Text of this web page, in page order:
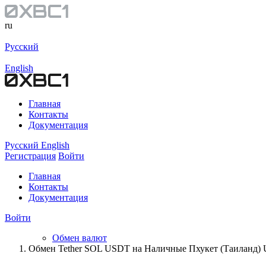
ru
Русский
English
Главная
Контакты
Документация
Русский English
Регистрация Войти
Главная
Контакты
Документация
Войти
Обмен валют
Обмен Tether SOL USDT на Наличные Пхукет (Таиланд)